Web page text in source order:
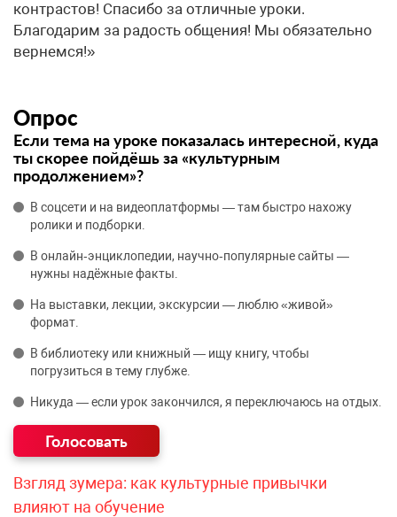
контрастов! Спасибо за отличные уроки.
Благодарим за радость общения! Мы обязательно
вернемся!»
Опрос
Если тема на уроке показалась интересной, куда
ты скорее пойдёшь за «культурным
продолжением»?
В соцсети и на видеоплатформы — там быстро нахожу
ролики и подборки.
В онлайн‑энциклопедии, научно‑популярные сайты —
нужны надёжные факты.
На выставки, лекции, экскурсии — люблю «живой»
формат.
В библиотеку или книжный — ищу книгу, чтобы
погрузиться в тему глубже.
Никуда — если урок закончился, я переключаюсь на отдых.
Взгляд зумера: как культурные привычки
влияют на обучение